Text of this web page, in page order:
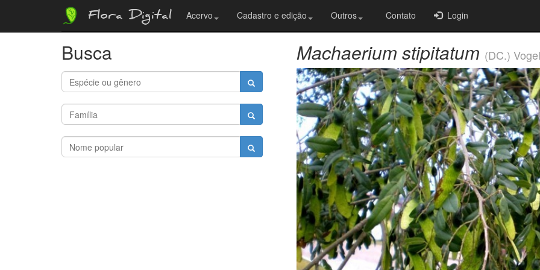
Flora Digital Acervo Cadastro e edição Outros Contato Login
Busca Machaerium stipitatum (DC.) Vogel